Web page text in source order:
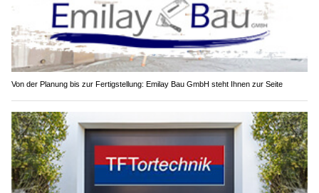
Von der Planung bis zur Fertigstellung: Emilay Bau GmbH steht Ihnen zur Seite